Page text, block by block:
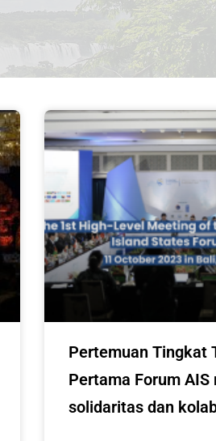
Pertemuan Tingkat
Pertama Forum AIS
solidaritas dan